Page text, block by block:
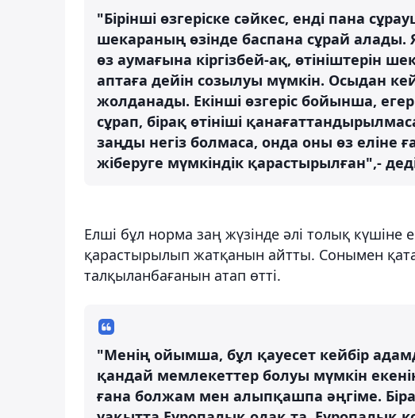
"Бірінші өзгеріске сәйкес, енді пана
шекараның өзінде баспана сұрай
өз аумағына кіргізбей-ақ, өтініштерін
аптаға дейін созылуы мүмкін. Осыдан
жолданады. Екінші өзгеріс бойынша,
сұрап, бірақ өтініші
заңды негіз болмаса, онда оны өз еліне
жіберуге мүмкіндік қарастырылған",-
Елші бұл норма заң жүзінде әлі толық күшіне
қарастырылып жатқанын айтты. Сонымен
талқыланбағанын атап өтті.
"Менің ойымша, бұл қауесет кейбір
қандай мемлекеттер болуы мүмкін
ғана болжам мен алыпқашпа әңгіме. Бірақ